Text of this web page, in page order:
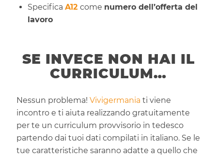
Specifica A12 come numero dell’offerta del
lavoro
SE INVECE NON HAI IL
CURRICULUM…
Nessun problema! Vivigermania ti viene
incontro e ti aiuta realizzando gratuitamente
per te un curriculum provvisorio in tedesco
partendo dai tuoi dati compilati in italiano. Se le
tue caratteristiche saranno adatte a quello che